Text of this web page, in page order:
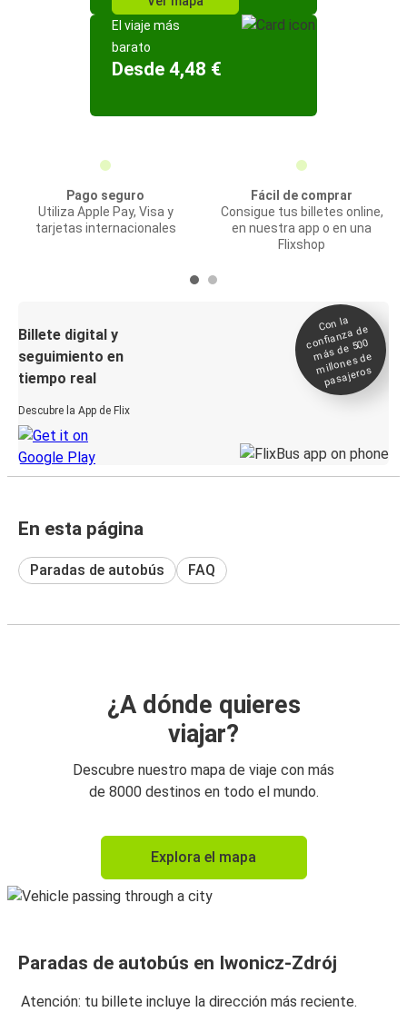
El viaje más
barato
Desde 4,48 €
Pago seguro
Utiliza Apple Pay, Visa y
tarjetas internacionales
Fácil de comprar
Consigue tus billetes online,
en nuestra app o en una
Flixshop
Billete digital y
seguimiento en
tiempo real
Descubre la App de Flix
Con la
confianza de
más de 500
millones de
pasajeros
En esta página
Paradas de autobús FAQ
¿A dónde quieres
viajar?
Descubre nuestro mapa de viaje con más
de 8000 destinos en todo el mundo.
Explora el mapa
Paradas de autobús en Iwonicz-Zdrój
Atención: tu billete incluye la dirección más reciente.